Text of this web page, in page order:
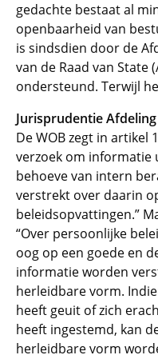
gedachte bestaat al
openbaarheid van
is sindsdien door de
van de Raad van State
ondersteund. Terwijl
Jurisprudentie
De WOB zegt in artikel
verzoek om informatie
behoeve van intern
verstrekt over daarin
beleidsopvattingen.”
“Over persoonlijke
oog op een goede en
informatie worden
herleidbare vorm.
heeft geuit of zich
heeft ingestemd, kan
herleidbare vorm